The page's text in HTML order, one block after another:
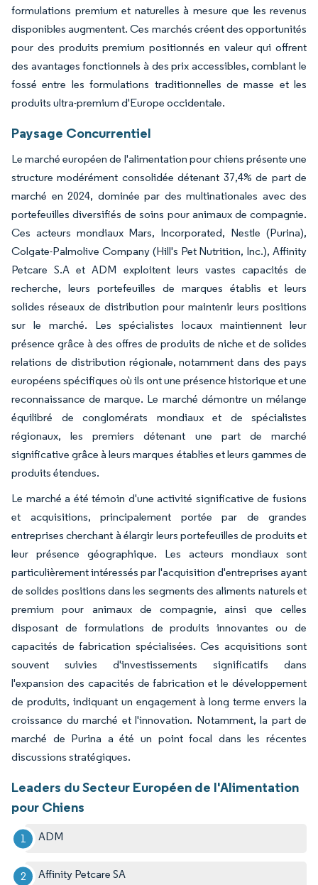
formulations premium et naturelles à mesure que les revenus
disponibles augmentent. Ces marchés créent des opportunités
pour des produits premium positionnés en valeur qui offrent
des avantages fonctionnels à des prix accessibles, comblant le
fossé entre les formulations traditionnelles de masse et les
produits ultra-premium d'Europe occidentale.
Paysage Concurrentiel
Le marché européen de l'alimentation pour chiens présente une
structure modérément consolidée détenant 37,4% de part de
marché en 2024, dominée par des multinationales avec des
portefeuilles diversifiés de soins pour animaux de compagnie.
Ces acteurs mondiaux Mars, Incorporated, Nestle (Purina),
Colgate-Palmolive Company (Hill's Pet Nutrition, Inc.), Affinity
Petcare S.A et ADM exploitent leurs vastes capacités de
recherche, leurs portefeuilles de marques établis et leurs
solides réseaux de distribution pour maintenir leurs positions
sur le marché. Les spécialistes locaux maintiennent leur
présence grâce à des offres de produits de niche et de solides
relations de distribution régionale, notamment dans des pays
européens spécifiques où ils ont une présence historique et une
reconnaissance de marque. Le marché démontre un mélange
équilibré de conglomérats mondiaux et de spécialistes
régionaux, les premiers détenant une part de marché
significative grâce à leurs marques établies et leurs gammes de
produits étendues.
Le marché a été témoin d'une activité significative de fusions
et acquisitions, principalement portée par de grandes
entreprises cherchant à élargir leurs portefeuilles de produits et
leur présence géographique. Les acteurs mondiaux sont
particulièrement intéressés par l'acquisition d'entreprises ayant
de solides positions dans les segments des aliments naturels et
premium pour animaux de compagnie, ainsi que celles
disposant de formulations de produits innovantes ou de
capacités de fabrication spécialisées. Ces acquisitions sont
souvent suivies d'investissements significatifs dans
l'expansion des capacités de fabrication et le développement
de produits, indiquant un engagement à long terme envers la
croissance du marché et l'innovation. Notamment, la part de
marché de Purina a été un point focal dans les récentes
discussions stratégiques.
Leaders du Secteur Européen de l'Alimentation
pour Chiens
ADM
Affinity Petcare SA